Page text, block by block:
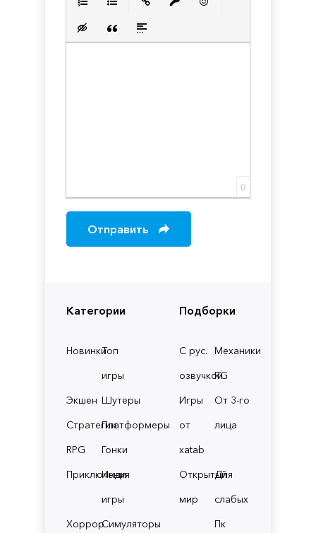
Категории
НовинкиТоп
игры
Экшен Шутеры
СтратегииПлатформеры
RPG
Гонки
Приключения
Инди
игры
ХоррорСимуляторы
Подборки
С рус.
озвучкой
Механики
RG
Игры
от
xatab
От 3-го
лица
Открытый
мир
Для
слабых
Пк
Вставка скрытого текста
Вставка цитаты
Вставка спойлера
0
Отправить